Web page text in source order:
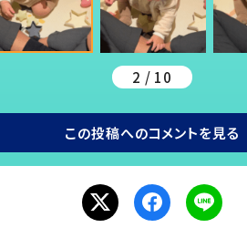
2 / 10
この投稿へのコメントを見る